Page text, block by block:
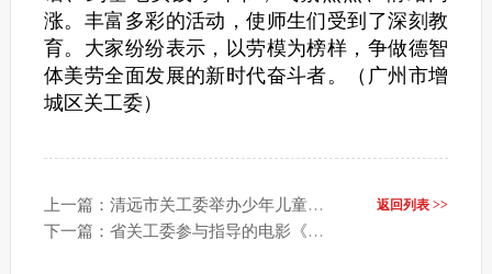
涨。丰富多彩的活动，使师生们受到了深刻教
育。大家纷纷表示，以劳模为榜样，争做德智
体美劳全面发展的新时代奋斗者。（广州市增
城区关工委）
返回列表 >>
上一篇：清远市关工委举办少年儿童践行社会主义核心价值观主题征文写作辅导活动
下一篇：省关工委参与指导的电影《加油吧！娜依拉》亮相北影节